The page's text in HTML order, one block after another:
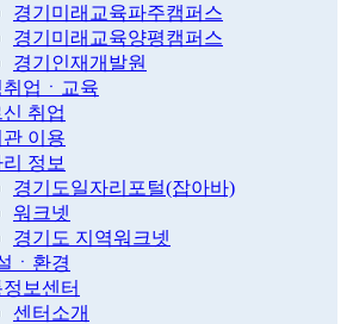
경기미래교육파주캠퍼스
경기미래교육양평캠퍼스
경기인재개발원
취업ㆍ교육
취업
관 이용
정보
경기도일자리포털(잡아바)
워크넷
경기도 지역워크넷
ㆍ환경
정보센터
센터소개